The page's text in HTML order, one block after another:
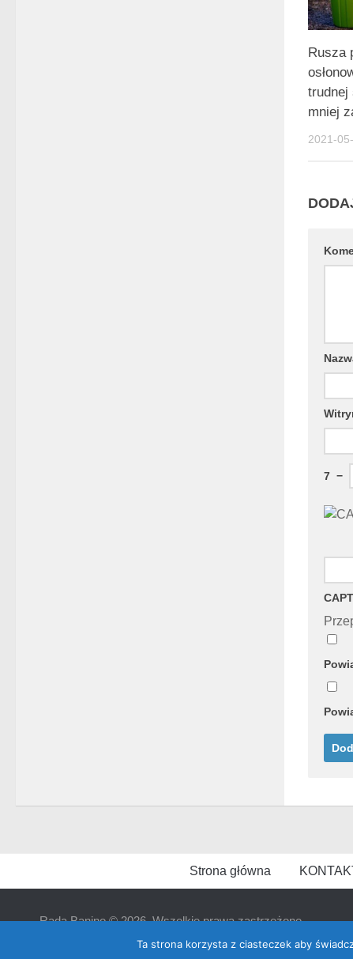
Rusza
trudnej
mniej
2021-
7 −
Strona główna
Rada Banino © 2026. Wszelkie prawa zastrzeżone
Ta strona korzysta z ciasteczek aby